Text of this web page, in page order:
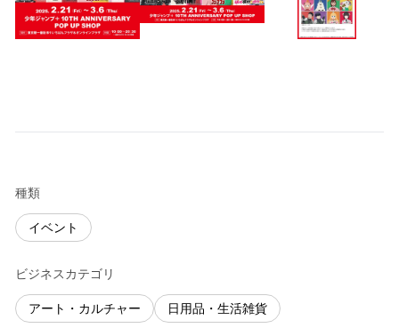
種類
イベント
ビジネスカテゴリ
アート・カルチャー 日用品・生活雑貨